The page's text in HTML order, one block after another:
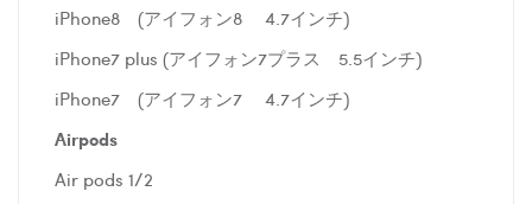
iPhone8 (アイフォン8 4.7インチ)
iPhone7 plus (アイフォン7プラス 5.5インチ)
iPhone7 (アイフォン7 4.7インチ)
Airpods
Air pods 1/2